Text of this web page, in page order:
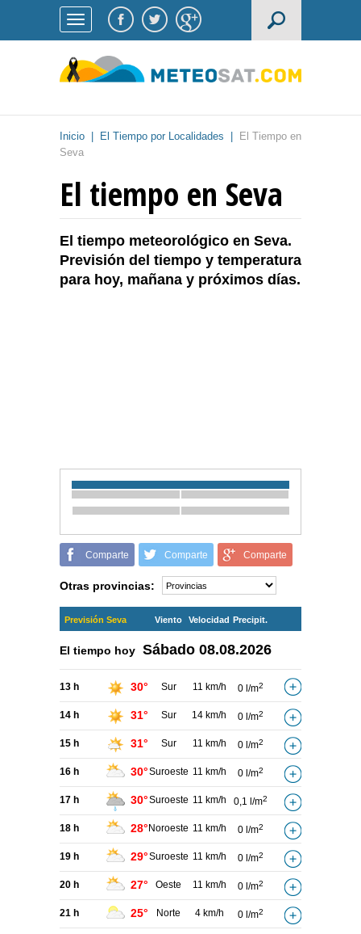
Inicio El Tiempo por Localidades
El Tiempo en
Seva
El tiempo en Seva
El tiempo meteorológico en Seva.
Previsión del tiempo y temperatura
para hoy, mañana y próximos días.
Comparte Comparte Comparte
Otras provincias:
Previsión Seva Viento Velocidad Precipit.
El tiempo hoy Sábado 08.08.2026
13 h 30° Sur 11 km/h 0 l/m2
14 h 31° Sur 14 km/h 0 l/m2
15 h 31° Sur 11 km/h 0 l/m2
16 h 30°Suroeste 11 km/h 0 l/m2
17 h 30°Suroeste 11 km/h 0,1 l/m2
18 h 28° Noroeste 11 km/h 0 l/m2
19 h 29°Suroeste 11 km/h 0 l/m2
20 h 27° Oeste 11 km/h 0 l/m2
21 h 25° Norte 4 km/h 0 l/m2